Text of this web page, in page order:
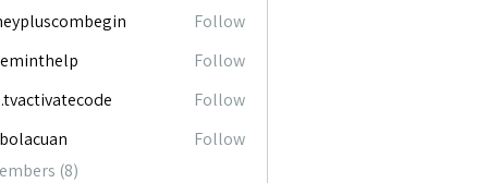
Follow
Follow
Follow
Follow
(8)